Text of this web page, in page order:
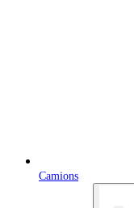
Camions